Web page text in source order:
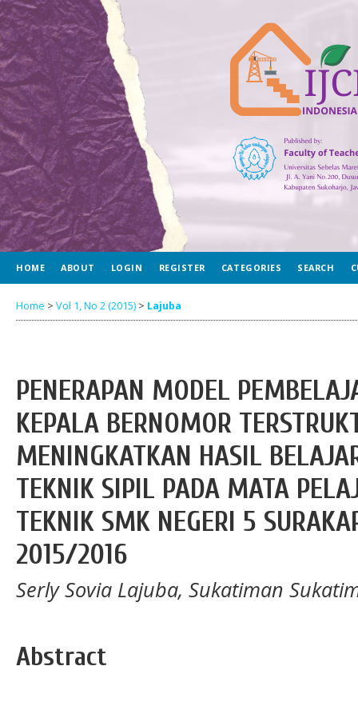
HOME ABOUT LOGIN REGISTER CATEGORIES SEARCH
Home > Vol 1, No 2 (2015) > Lajuba
PENERAPAN MODEL
KEPALA BERNOMOR
MENINGKATKAN HASIL
TEKNIK SIPIL PADA MATA
TEKNIK SMK NEGERI 5
2015/2016
Serly Sovia Lajuba, Sukatiman
Abstract